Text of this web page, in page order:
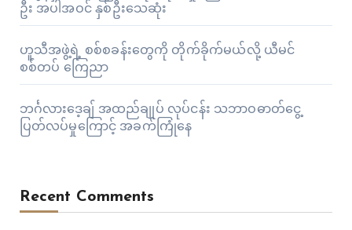
ဦး အပါအဝင် နှစ်ဦးသေဆုံး
ဟူသီအဖွဲ့ရဲ့ စစ်စခန်းတွေကို တိုက်ခိုက်မယ်လို့ ယီမင်
စစ်တပ် ကြေညာ
ဘင်္ဂလားဒေ့ချ် အထည်ချုပ် လုပ်ငန်း သဘာဝဓာတ်ငွေ့
ပြတ်လပ်မှုကြောင့် အခက်ကြုံနေ
Recent Comments